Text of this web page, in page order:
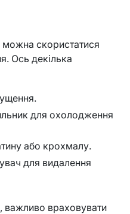
можна скористатися
Ось декілька
для охолодження
або крохмалу.
для видалення
важливо враховувати